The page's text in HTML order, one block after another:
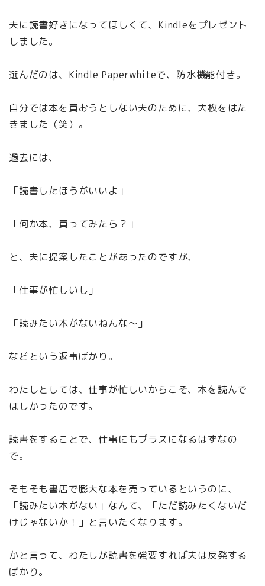
夫に読書好きになってほしくて、Kindleをプレゼント
しました。
選んだのは、Kindle Paperwhiteで、防水機能付き。
自分では本を買おうとしない夫のために、大枚をはた
きました（笑）。
過去には、
「読書したほうがいいよ」
「何か本、買ってみたら？」
と、夫に提案したことがあったのですが、
「仕事が忙しいし」
「読みたい本がないねんな〜」
などという返事ばかり。
わたしとしては、仕事が忙しいからこそ、本を読んで
ほしかったのです。
読書をすることで、仕事にもプラスになるはずなの
で。
そもそも書店で膨大な本を売っているというのに、
「読みたい本がない」なんて、「ただ読みたくないだ
けじゃないか！」と言いたくなります。
かと言って、わたしが読書を強要すれば夫は反発する
ばかり。